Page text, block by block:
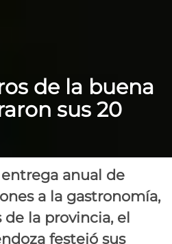
de la buena
sus 20
anual de
a la gastronomía,
de la provincia, el
festejó sus